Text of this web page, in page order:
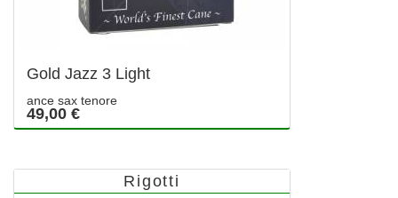
Gold Jazz 3 Light
ance sax tenore
49,00 €
Rigotti